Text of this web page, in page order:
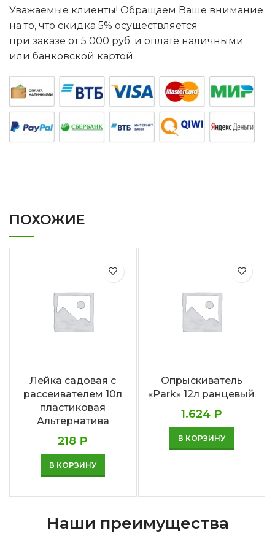
Уважаемые клиенты! Обращаем Ваше внимание
на то, что скидка 5% осуществляется
при заказе от 5 000 руб. и оплате наличными
или банковской картой.
ПОХОЖИЕ
Лейка садовая с
рассеивателем 10л
пластиковая
Альтернатива
218₽
В КОРЗИНУ
Опрыскиватель
«Park» 12л ранцевый
1.624 ₽
В КОРЗИНУ
Наши преимущества